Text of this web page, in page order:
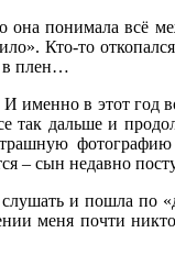
понимала всё
Кто-то
в плен…
именно в этот год
так дальше и
– сын недавно
и пошла по
меня почти